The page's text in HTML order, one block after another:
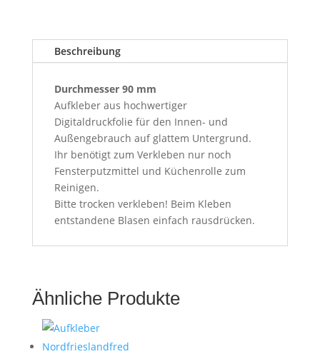
Beschreibung
Durchmesser 90 mm
Aufkleber aus hochwertiger
Digitaldruckfolie für den Innen- und
Außengebrauch auf glattem Untergrund.
Ihr benötigt zum Verkleben nur noch
Fensterputzmittel und Küchenrolle zum
Reinigen.
Bitte trocken verkleben! Beim Kleben
entstandene Blasen einfach rausdrücken.
Ähnliche Produkte